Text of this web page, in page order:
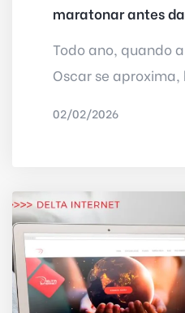
maratonar antes
Todo ano, quando
Oscar se
02/02/2026